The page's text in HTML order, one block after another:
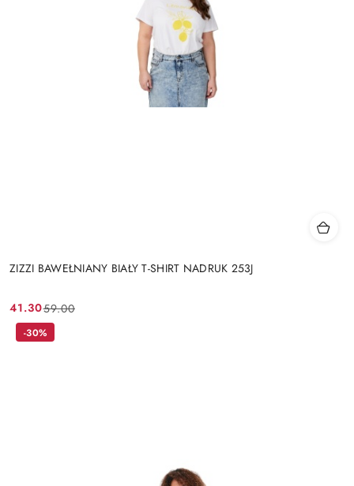
ZIZZI BAWEŁNIANY BIAŁY T-SHIRT NADRUK 253J
Cena
promocyjna:
41.30
Cena
przed
59.00
-30%